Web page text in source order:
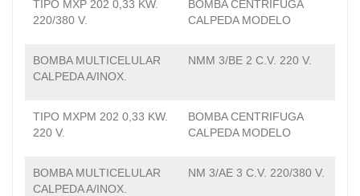
TIPO MXP 202 0,33 KW.
220/380 V.
BOMBA CENTRIFUGA
CALPEDA MODELO
BOMBA MULTICELULAR
CALPEDA A/INOX.
NMM 3/BE 2 C.V. 220 V.
TIPO MXPM 202 0,33 KW.
220 V.
BOMBA CENTRIFUGA
CALPEDA MODELO
BOMBA MULTICELULAR
CALPEDA A/INOX.
NM 3/AE 3 C.V. 220/380 V.